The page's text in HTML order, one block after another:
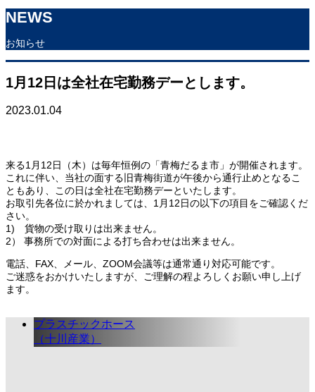
NEWS
お知らせ
1月12日は全社在宅勤務デーとします。
2023.01.04
来る1月12日（木）は毎年恒例の「青梅だるま市」が開催されます。
これに伴い、当社の面する旧青梅街道が午後から通行止めとなるこ
ともあり、この日は全社在宅勤務デーといたします。
お取引先各位に於かれましては、1月12日の以下の項目をご確認くだ
さい。
1) 貨物の受け取りは出来ません。
2） 事務所での対面による打ち合わせは出来ません。
電話、FAX、メール、ZOOM会議等は通常通り対応可能です。
ご迷惑をおかけいたしますが、ご理解の程よろしくお願い申し上げ
ます。
プラスチックホース
（十川産業）